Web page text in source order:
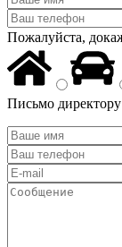
Пожалуйста,
Письмо директору